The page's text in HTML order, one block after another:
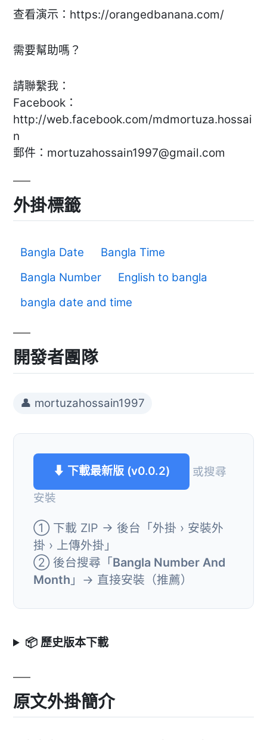
查看演示：https://orangedbanana.com/
需要幫助嗎？
請聯繫我：
Facebook：
http://web.facebook.com/mdmortuza.hossai
n
郵件： mortuzahossain1997@gmail.com
外掛標籤
Bangla Date
Bangla Time
Bangla Number
English to bangla
bangla date and time
開發者團隊
👤 mortuzahossain1997
⬇ 下載最新版 (v0.0.2)
或搜尋
安裝
① 下載 ZIP → 後台「外掛 › 安裝外
掛 › 上傳外掛」
② 後台搜尋「Bangla Number And
Month 」→ 直接安裝（推薦）
📦 歷史版本下載
原文外掛簡介